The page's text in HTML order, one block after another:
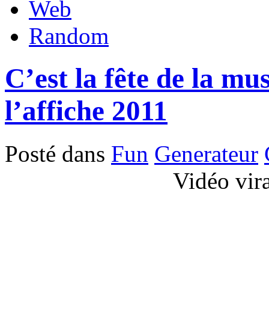
Web
Random
C’est la fête de la
l’affiche 2011
Posté dans Fun Generateur
Vidéo